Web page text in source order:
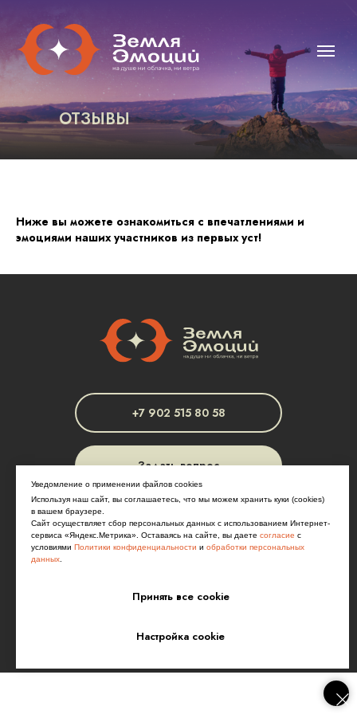
ОТЗЫВЫ
Ниже вы можете ознакомиться с впечатлениями и
эмоциями наших участников из первых уст!
+7 902 515 80 58
Задать вопрос
Разработкаимаркетинг сайтов - WebCanape
РТО 025261
Уведомление о применении файлов cookies
Используя наш сайт, вы соглашаетесь, что мы можем хранить куки (cookies)
в вашем браузере.
Сайт осуществляет сбор персональных данных с использованием Интернет-
сервиса «Яндекс.Метрика». Оставаясь на сайте, вы даете согласие с
условиями Политики конфиденциальности и обработки персональных
данных.
Принять все cookie
Настройка cookie